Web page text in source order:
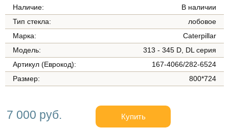
Наличие:
В наличии
Тип стекла:
лобовое
Марка:
Caterpillar
Модель:
313 - 345 D, DL серия
Артикул (Еврокод):
167-4066/282-6524
Размер:
800*724
7 000 руб. Купить